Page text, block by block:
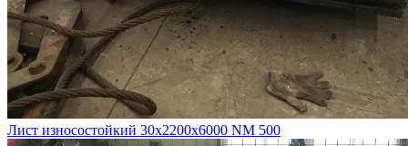
Лист износостойкий 30х2200х6000 NM 500